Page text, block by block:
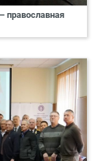
православная